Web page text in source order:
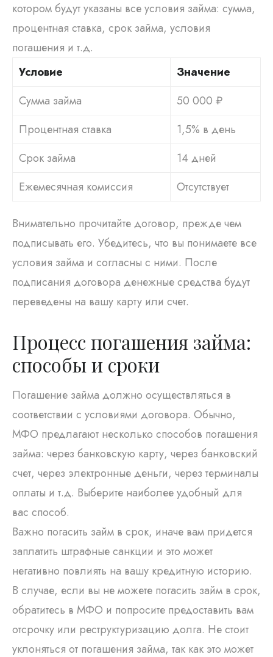
котором будут указаны все условия займа: сумма,
процентная ставка, срок займа, условия
погашения и т.д.
Условие
Значение
Сумма займа
50 000 ₽
Процентная ставка
1,5% в день
Срок займа
14 дней
Ежемесячная комиссия
Отсутствует
Внимательно прочитайте договор, прежде чем
подписывать его. Убедитесь, что вы понимаете все
условия займа и согласны с ними. После
подписания договора денежные средства будут
переведены на вашу карту или счет.
Процесс погашения займа:
способы и сроки
Погашение займа должно осуществляться в
соответствии с условиями договора. Обычно,
МФО предлагают несколько способов погашения
займа: через банковскую карту, через банковский
счет, через электронные деньги, через терминалы
оплаты и т.д. Выберите наиболее удобный для
вас способ.
Важно погасить займ в срок, иначе вам придется
заплатить штрафные санкции и это может
негативно повлиять на вашу кредитную историю.
В случае, если вы не можете погасить займ в срок,
обратитесь в МФО и попросите предоставить вам
отсрочку или реструктуризацию долга. Не стоит
уклоняться от погашения займа, так как это может